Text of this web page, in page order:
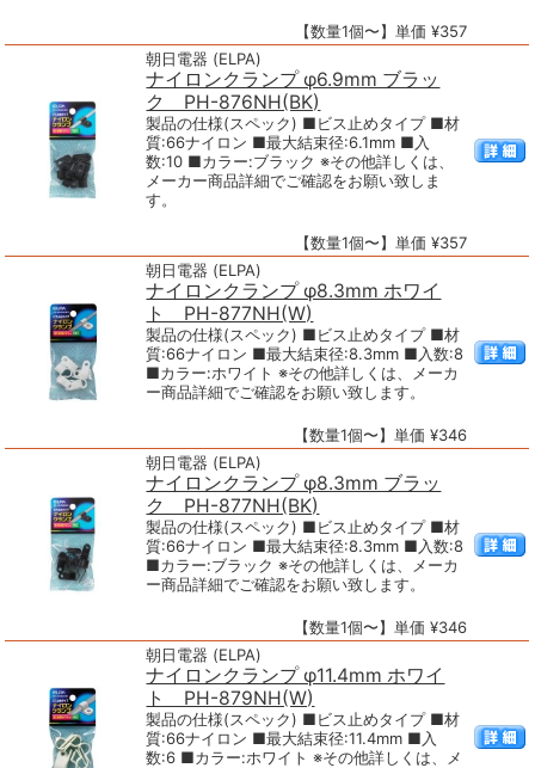
【数量1個〜】単価 ¥357
朝日電器 (ELPA)
ナイロンクランプ φ6.9mm ブラッ
ク PH-876NH(BK)
製品の仕様(スペック) ■ビス止めタイプ ■材
質:66ナイロン ■最大結束径:6.1mm ■入
数:10 ■カラー:ブラック ※その他詳しくは、
メーカー商品詳細でご確認をお願い致しま
す。
【数量1個〜】単価 ¥357
朝日電器 (ELPA)
ナイロンクランプ φ8.3mm ホワイ
ト PH-877NH(W)
製品の仕様(スペック) ■ビス止めタイプ ■材
質:66ナイロン ■最大結束径:8.3mm ■入数:8
■カラー:ホワイト ※その他詳しくは、メーカ
ー商品詳細でご確認をお願い致します。
【数量1個〜】単価 ¥346
朝日電器 (ELPA)
ナイロンクランプ φ8.3mm ブラッ
ク PH-877NH(BK)
製品の仕様(スペック) ■ビス止めタイプ ■材
質:66ナイロン ■最大結束径:8.3mm ■入数:8
■カラー:ブラック ※その他詳しくは、メーカ
ー商品詳細でご確認をお願い致します。
【数量1個〜】単価 ¥346
朝日電器 (ELPA)
ナイロンクランプ φ11.4mm ホワイ
ト PH-879NH(W)
製品の仕様(スペック) ■ビス止めタイプ ■材
質:66ナイロン ■最大結束径:11.4mm ■入
数:6 ■カラー:ホワイト ※その他詳しくは、メ